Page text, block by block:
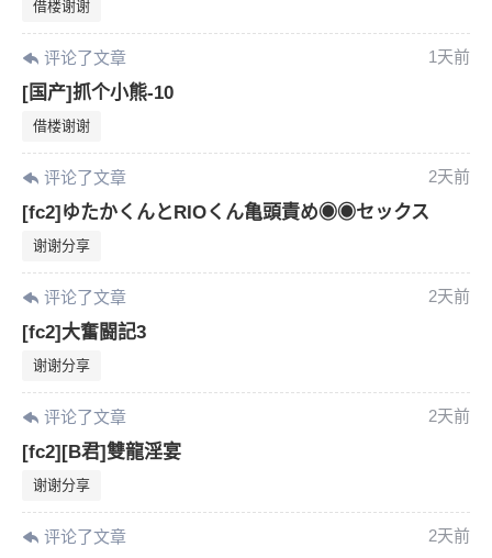
借楼谢谢
评论了文章 1天前
[国产]抓个小熊-10
借楼谢谢
评论了文章 2天前
[fc2]ゆたかくんとRIOくん亀頭責め◉◉セックス
谢谢分享
评论了文章 2天前
[fc2]大奮闘記3
谢谢分享
评论了文章 2天前
[fc2][B君]雙龍淫宴
谢谢分享
评论了文章 2天前